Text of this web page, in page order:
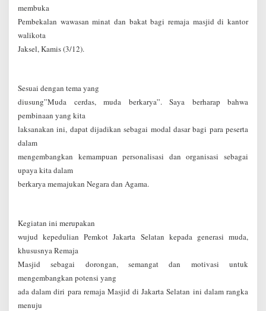
membuka
Pembekalan wawasan minat dan bakat bagi remaja masjid di kantor
walikota
Jaksel, Kamis (3/12).
Sesuai dengan tema yang
diusung”Muda cerdas, muda berkarya”. Saya berharap bahwa
pembinaan yang kita
laksanakan ini, dapat dijadikan sebagai modal dasar bagi para peserta
dalam
mengembangkan kemampuan personalisasi dan organisasi sebagai
upaya kita dalam
berkarya memajukan Negara dan Agama.
Kegiatan ini merupakan
wujud kepedulian Pemkot Jakarta Selatan kepada generasi muda,
khususnya Remaja
Masjid sebagai dorongan, semangat dan motivasi untuk
mengembangkan potensi yang
ada dalam diri para remaja Masjid di Jakarta Selatan ini dalam rangka
menuju